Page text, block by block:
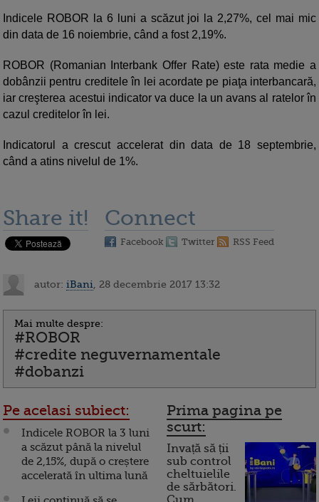
Indicele ROBOR la 6 luni a scăzut joi la 2,27%, cel mai mic
din data de 16 noiembrie, când a fost 2,19%.
ROBOR (Romanian Interbank Offer Rate) este rata medie a
dobânzii pentru creditele în lei acordate pe piaţa interbancară,
iar creşterea acestui indicator va duce la un avans al ratelor în
cazul creditelor în lei.
Indicatorul a crescut accelerat din data de 18 septembrie,
când a atins nivelul de 1%.
Share it! Connect
Facebook Twitter RSS Feed
autor: iBani , 28 decembrie 2017 13:32
Mai multe despre:
#ROBOR
#credite neguvernamentale
#dobanzi
Pe acelasi subiect:
Indicele ROBOR la 3 luni
a scăzut până la nivelul
de 2,15%, după o creștere
accelerată în ultima lună
Prima pagina pe
scurt:
Invață să ții
sub control
cheltuielile
de sărbători.